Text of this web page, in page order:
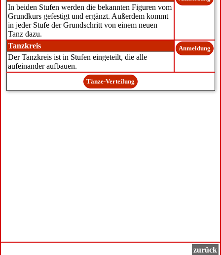
In beiden Stufen werden die bekannten Figuren vom
Grundkurs gefestigt und ergänzt. Außerdem kommt
in jeder Stufe der Grundschritt von einem neuen
Tanz dazu.
Tanzkreis
Anmeldung
Der Tanzkreis ist in Stufen eingeteilt, die alle
aufeinander aufbauen.
Tänze-Verteilung
zurück